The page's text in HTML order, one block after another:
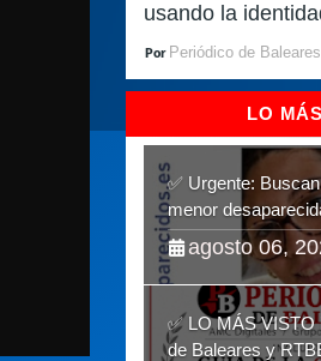
usando la
Periódico de Baleares
LO
✅ Urgente:
menor
Pinatar
agosto 06,
✅ LO MÁS VISTO
de Baleares y